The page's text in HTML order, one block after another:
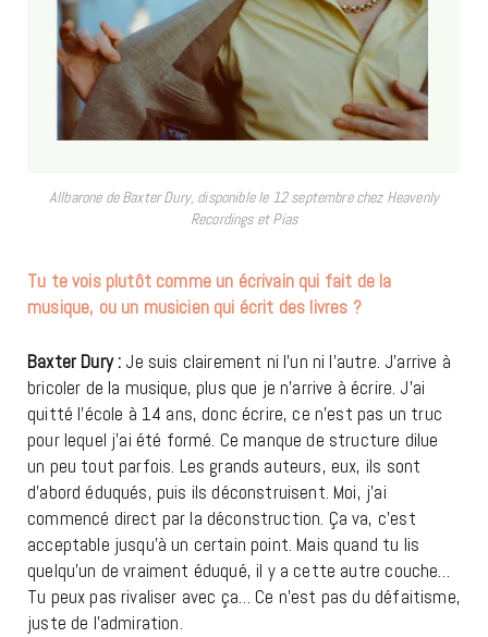
Allbarone de Baxter Dury, disponible le 12 septembre chez Heavenly
Recordings et Pias
Tu te vois plutôt comme un écrivain qui fait de la
musique, ou un musicien qui écrit des livres ?
Baxter Dury : Je suis clairement ni l’un ni l’autre. J’arrive à
bricoler de la musique, plus que je n’arrive à écrire. J’ai
quitté l’école à 14 ans, donc écrire, ce n’est pas un truc
pour lequel j’ai été formé. Ce manque de structure dilue
un peu tout parfois. Les grands auteurs, eux, ils sont
d’abord éduqués, puis ils déconstruisent. Moi, j’ai
commencé direct par la déconstruction. Ça va, c’est
acceptable jusqu’à un certain point. Mais quand tu lis
quelqu’un de vraiment éduqué, il y a cette autre couche…
Tu peux pas rivaliser avec ça… Ce n’est pas du défaitisme,
juste de l’admiration.